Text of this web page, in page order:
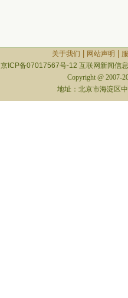
关于我们 网站声明
京ICP备07017567号-12 互联网新闻信
Copyright @ 2007-
地址：北京市海淀区